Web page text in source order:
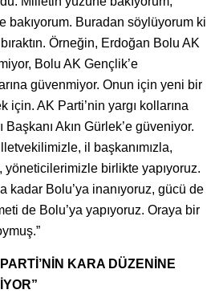
bakıyorum. Buradan söylüyorum ki
Örneğin, Erdoğan Bolu AK
Bolu AK Gençlik’e
güvenmiyor. Onun için yeni bir
için. AK Parti’nin yargı kollarına
Başkanı Akın Gürlek’e güveniyor.
il başkanımızla,
yöneticilerimizle birlikte yapıyoruz.
kadar Bolu’ya inanıyoruz, gücü de
de Bolu’ya yapıyoruz. Oraya bir
KARA DÜZENİNE